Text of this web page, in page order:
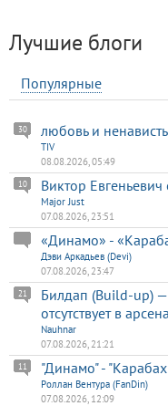
Лучшие блоги
Популярные
любовь и ненависть
30
TIV
08.08.2026, 05:49
Виктор
10
Major Just
07.08.2026, 23:51
«Динамо» -
Дэви Аркадьев (Devi)
07.08.2026, 23:47
Билдап (Build-up) —
отсутствует в
21
Nauhnar
07.08.2026, 21:21
"Динамо" -
11
Роллан Вентура (FanDin)
07.08.2026, 12:09